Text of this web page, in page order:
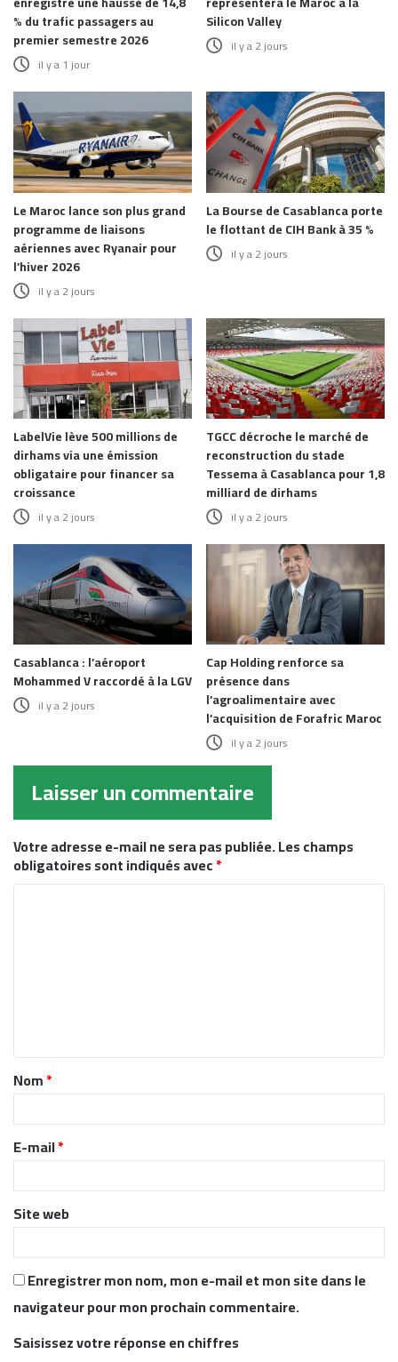
% du trafic passagers au
premier semestre 2026
il y a 1 jour
Silicon Valley
il y a 2 jours
Le Maroc lance son plus grand
programme de liaisons
aériennes avec Ryanair pour
l’hiver 2026
il y a 2 jours
La Bourse de Casablanca porte
le flottant de CIH Bank à 35 %
il y a 2 jours
LabelVie lève 500 millions de
dirhams via une émission
obligataire pour financer sa
croissance
il y a 2 jours
TGCC décroche le marché de
reconstruction du stade
Tessema à Casablanca pour 1,8
milliard de dirhams
il y a 2 jours
Casablanca : l’aéroport
Mohammed V raccordé à la LGV
il y a 2 jours
Cap Holding renforce sa
présence dans
l’agroalimentaire avec
l’acquisition de Forafric Maroc
il y a 2 jours
Laisser un commentaire
Votre adresse e-mail ne sera pas publiée.Les champs
obligatoires sont indiqués avec*
t
a
r
e
*
Nom*
E-mail*
Site web
Enregistrer mon nom, mon e-mail et mon site dans le
navigateur pour mon prochain commentaire.
Saisissez votre réponse en chiffres